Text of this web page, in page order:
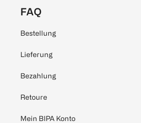
FAQ
Bestellung
Lieferung
Bezahlung
Retoure
Mein BIPA Konto